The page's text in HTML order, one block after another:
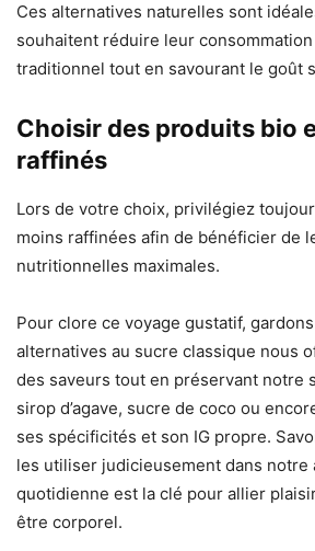
Ces alternatives naturelles sont
souhaitent réduire leur
traditionnel tout en savourant le goût
Choisir des produits bio
raffinés
Lors de votre choix, privilégiez
moins raffinées afin de bénéficier de
nutritionnelles maximales.
Pour clore ce voyage gustatif,
alternatives au sucre classique nous
des saveurs tout en préservant notre
sirop d’agave, sucre de coco ou
ses spécificités et son IG propre.
les utiliser judicieusement dans notre
quotidienne est la clé pour allier
être corporel.